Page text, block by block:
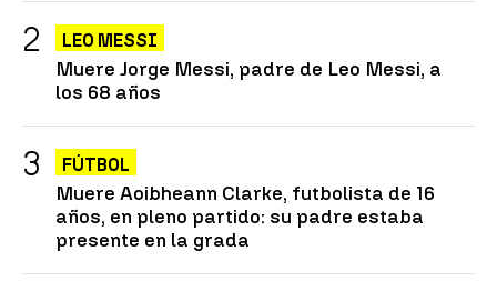
LEO MESSI
Muere Jorge Messi, padre de Leo Messi, a
los 68 años
FÚTBOL
Muere Aoibheann Clarke, futbolista de 16
años, en pleno partido: su padre estaba
presente en la grada